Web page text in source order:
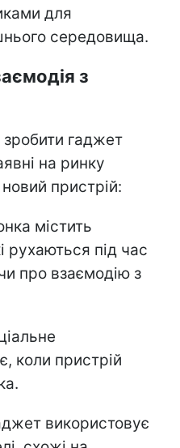
для
середовища.
з
гаджет
на ринку
пристрій:
містить
рухаються під час
про взаємодію з
коли пристрій
використовує